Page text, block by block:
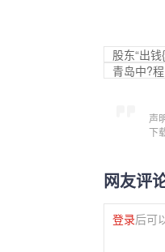
股东“出
青岛中?
声
下
网友评
登录后可